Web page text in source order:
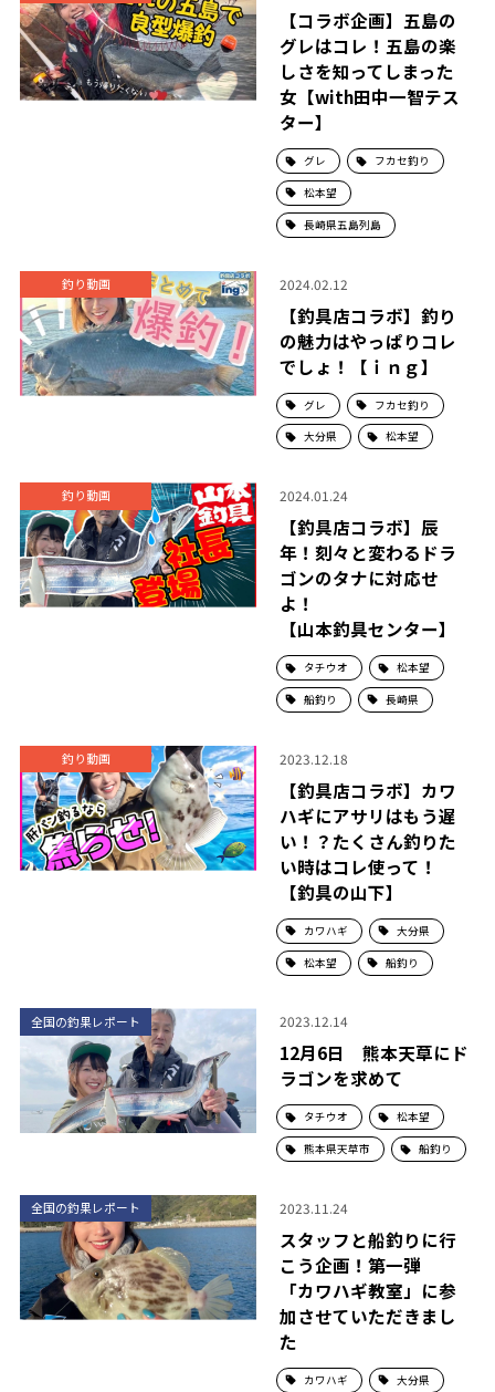
【コラボ企画】五島の
グレはコレ！五島の楽
しさを知ってしまった
女【with田中一智テス
ター】
グレ フカセ釣り
松本望
長崎県五島列島
釣り動画 2024.02.12
【釣具店コラボ】釣り
の魅力はやっぱりコレ
でしょ！【ｉｎｇ】
グレ フカセ釣り
大分県 松本望
釣り動画 2024.01.24
【釣具店コラボ】辰
年！刻々と変わるドラ
ゴンのタナに対応せ
よ！
【山本釣具センター】
タチウオ 松本望
船釣り 長崎県
釣り動画 2023.12.18
【釣具店コラボ】カワ
ハギにアサリはもう遅
い！？たくさん釣りた
い時はコレ使って！
【釣具の山下】
カワハギ 大分県
松本望 船釣り
全国の釣果レポート 2023.12.14
12月6日 熊本天草にド
ラゴンを求めて
タチウオ 松本望
熊本県天草市 船釣り
全国の釣果レポート 2023.11.24
スタッフと船釣りに行
こう企画！第一弾
「カワハギ教室」に参
加させていただきまし
た
カワハギ 大分県